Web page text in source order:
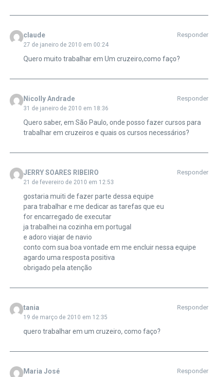
claude
27 de janeiro de 2010 em 00:24
Responder
Quero muito trabalhar em Um cruzeiro,como faço?
Nicolly Andrade
31 de janeiro de 2010 em 18:36
Responder
Quero saber, em São Paulo, onde posso fazer cursos para
trabalhar em cruzeiros e quais os cursos necessários?
JERRY SOARES RIBEIRO
21 de fevereiro de 2010 em 12:53
Responder
gostaria muiti de fazer parte dessa equipe
para trabalhar e me dedicar as tarefas que eu
for encarregado de executar
ja trabalhei na cozinha em portugal
e adoro viajar de navio
conto com sua boa vontade em me encluir nessa equipe
agardo uma resposta positiva
obrigado pela atenção
tania
19 de março de 2010 em 12:35
Responder
quero trabalhar em um cruzeiro, como faço?
Maria José Responder